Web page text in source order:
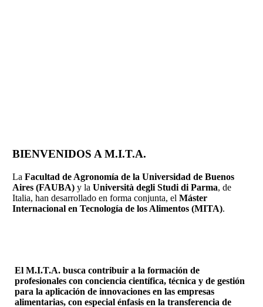
BIENVENIDOS A M.I.T.A.
LaFacultad de Agronomía de la Universidad de Buenos
Aires (FAUBA) y laUniversità degli Studi di Parma, de
Italia, han desarrollado en forma conjunta, elMáster
Internacional en Tecnología de los Alimentos (MITA).
ElM.I.T.A. busca contribuir a la formación de
profesionales con conciencia científica, técnica y de gestión
para la aplicación de innovaciones en las empresas
alimentarias, con especial énfasis en la transferencia de